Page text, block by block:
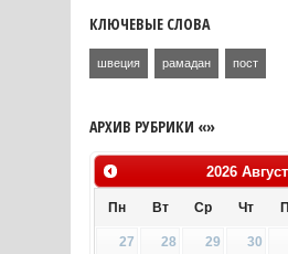
КЛЮЧЕВЫЕ СЛОВА
швеция рамадан пост
АРХИВ РУБРИКИ «»
2026 Август
Пн Вт Ср Чт
27 28 29 30